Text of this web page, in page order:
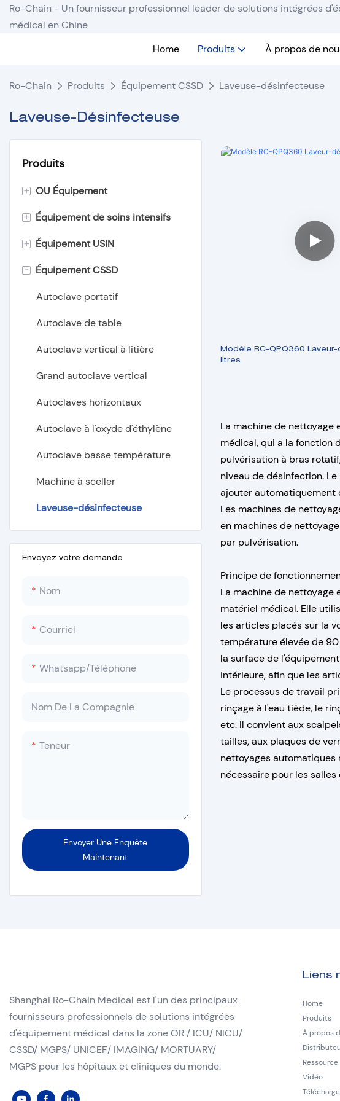
Ro-Chain - Un fournisseur professionnel leader de solutions intégrées
médical en Chine
Home
Produits À propos de
Ro-Chain Produits Équipement CSSD Laveuse-désinfecteuse
Laveuse-Désinfecteuse
Produits
+ OU Équipement
Éclairage sans ombre
Table d'opération
Suspension de plafond
Machine d'aspiration
Appareil d'anesthésie
Unité chirurgicale électrique
Machine de défibrillateur
+ Équipement de soins intensifs
Lit d'hôpital
Civière d'hôpital
Meubles d'hôpital
+ Équipement USIN
Incubateur pour nourrissons
Réchauffeur radiant pour bébé
Unité de photothérapie infantile
Tableau de mesure de la
- Équipement CSSD
Autoclave portatif
Autoclave de table
Autoclave vertical à litière
Grand autoclave vertical
Autoclaves horizontaux
Autoclave à l'oxyde d'éthylène
Autoclave basse température
Machine à sceller
Laveuse-désinfecteuse
Envoyez votre demande
Nom
Courriel
Whatsapp/Téléphone
Nom De La Compagnie
Teneur
Envoyer Une Enquête
Maintenant
Modèle RC-QPQ360
litres
La machine de
médical, qui a la fonction
pulvérisation à bras
niveau de désinfection.
ajouter automatiquement
Les machines de
en machines de
par pulvérisation.
Principe de
La machine de
matériel médical. Elle
les articles placés sur la
température élevée de
la surface de
intérieure, afin que les
Le processus de travail
rinçage à l'eau tiède, le
etc. Il convient aux
tailles, aux plaques de
nettoyages automatiques
nécessaire pour les
Shanghai Ro-Chain Medical est l'un des principaux
fournisseurs professionnels de solutions intégrées
d'équipement médical dans la zone OR / ICU/ NICU/
CSSD/ MGPS/ UNICEF/ IMAGING/ MORTUARY/
MGPS pour les hôpitaux et cliniques du monde.
Liens
Home
Produits
À propos
Ressource
Vidéo